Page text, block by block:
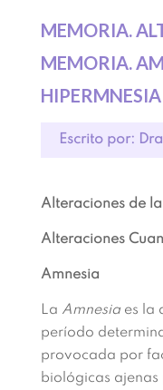
MEMORIA.
MEMORIA.
Escrito por:
Alteraciones de
Alteraciones
Amnesia
La Amnesiaes la
período
provocada por
biológicas ajenas